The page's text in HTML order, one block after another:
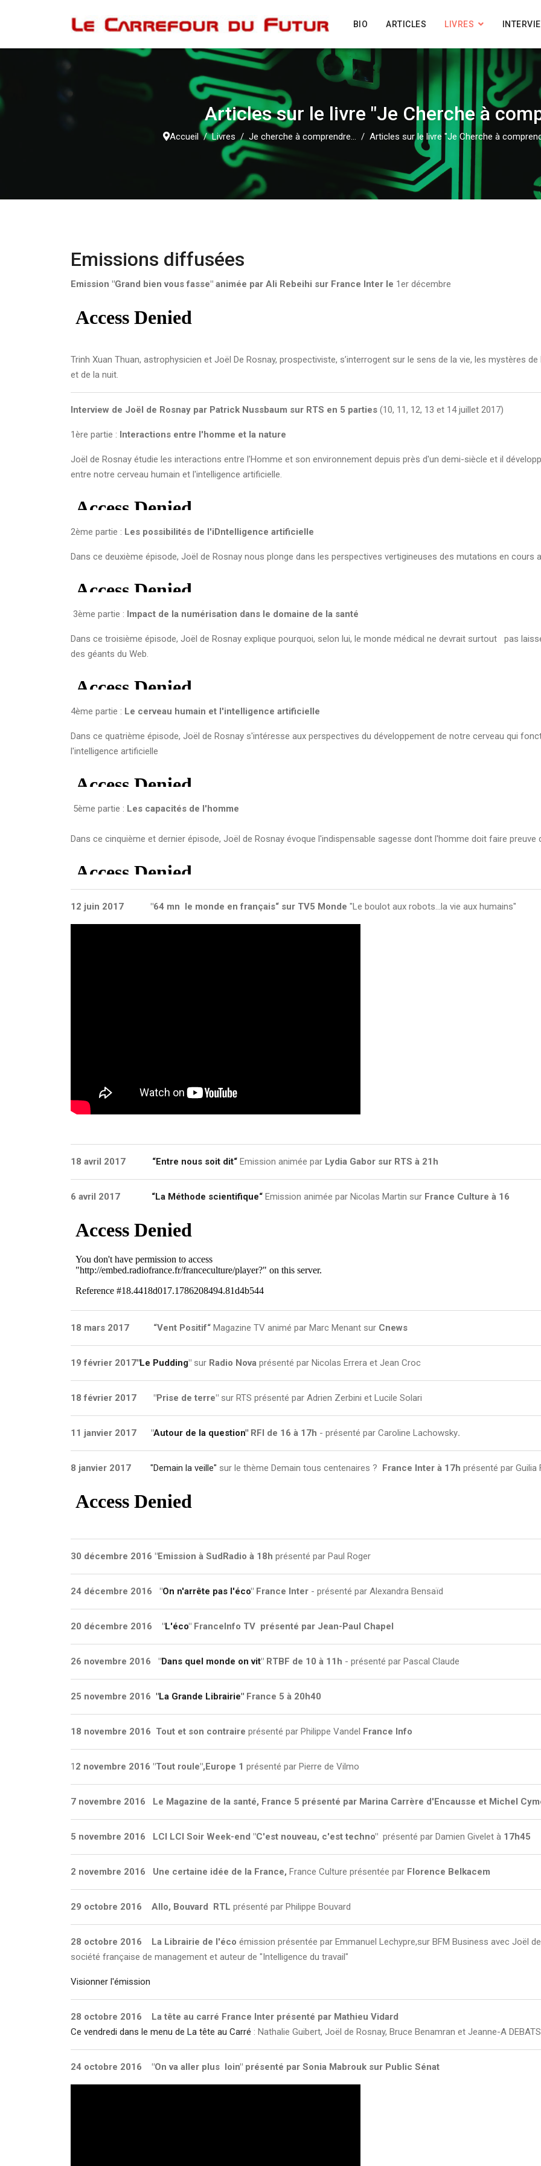
BIO ARTICLES LIVRES
Articles sur le livre "Je Cherche à
Accueil Livres Je cherche à comprendre... Articles sur le livre "Je Cherche à
Emissions diffusées
Emission "Grand bien vous fasse" animée par Ali Rebeihi sur France Inter le 1er décembre
Trinh Xuan Thuan, astrophysicien et Joël De Rosnay, prospectiviste, s’interrogent sur le sens de la vie, les mystères
et de la nuit.
Interview de Joël de Rosnay par Patrick Nussbaum sur RTS en 5 parties (10, 11, 12, 13 et 14 juillet 2017)
1ère partie : Interactions entre l'homme et la nature
Joël de Rosnay étudie les interactions entre l'Homme et son environnement depuis près d'un demi-siècle et il
entre notre cerveau humain et l'intelligence artificielle.
2ème partie : Les possibilités de l'iDntelligence artificielle
Dans ce deuxième épisode, Joël de Rosnay nous plonge dans les perspectives vertigineuses des mutations en cours
3ème partie : Impact de la numérisation dans le domaine de la santé
Dans ce troisième épisode, Joël de Rosnay explique pourquoi, selon lui, le monde médical ne devrait surtout pas
des géants du Web.
4ème partie : Le cerveau humain et l'intelligence artificielle
Dans ce quatrième épisode, Joël de Rosnay s'intéresse aux perspectives du développement de notre cerveau qui
l'intelligence artificielle
5ème partie : Les capacités de l'homme
Dans ce cinquième et dernier épisode, Joël de Rosnay évoque l'indispensable sagesse dont l'homme doit faire preuve
12 juin 2017 "64 mn le monde en français“ sur TV5 Monde "Le boulot aux robots...la vie aux humains"
18 avril 2017 “Entre nous soit dit“ Emission animée par Lydia Gabor sur RTS à 21h
6 avril 2017 “La Méthode scientifique“ Emission animée par Nicolas Martin sur France Culture à 16
18 mars 2017 “Vent Positif“ Magazine TV animé par Marc Menant sur Cnews
19 février 2017"Le Pudding" sur Radio Nova présenté par Nicolas Errera et Jean Croc
18 février 2017 "Prise de terre" sur RTS présenté par Adrien Zerbini et Lucile Solari
11 janvier 2017 "Autour de la question" RFI de 16 à 17h - présenté par Caroline Lachowsky.
8 janvier 2017 "Demain la veille" sur le thème Demain tous centenaires ? France Inter à 17h présenté par Guilia
30 décembre 2016 "Emission à SudRadio à 18h présenté par Paul Roger
24 décembre 2016 "On n'arrête pas l'éco" France Inter - présenté par Alexandra Bensaïd
20 décembre 2016 "L'éco" FranceInfo TV présenté par Jean-Paul Chapel
26 novembre 2016 "Dans quel monde on vit" RTBF de 10 à 11h - présenté par Pascal Claude
25 novembre 2016 "La Grande Librairie" France 5 à 20h40
18 novembre 2016 Tout et son contraire présenté par Philippe Vandel France Info
1 2 novembre 2016 "Tout roule",Europe 1 présenté par Pierre de Vilmo
7 novembre 2016 Le Magazine de la santé, France 5 présenté par Marina Carrère d'Encausse et Michel
5 novembre 2016 LCI LCI Soir Week-end "C'est nouveau, c'est techno" présenté par Damien Givelet à 17h45
2 novembre 2016 Une certaine idée de la France, France Culture présentée par Florence Belkacem
29 octobre 2016 Allo, Bouvard RTL présenté par Philippe Bouvard
28 octobre 2016 La Librairie de l'éco émission présentée par Emmanuel Lechypre,sur BFM Business avec Joël
société française de management et auteur de "Intelligence du travail"
Visionner l'émission
28 octobre 2016 La tête au carré France Inter présenté par Mathieu Vidard
Ce vendredi dans le menu de La tête au Carré : Nathalie Guibert, Joël de Rosnay, Bruce Benamran et Jeanne-A DEBATS
24 octobre 2016 "On va aller plus loin" présenté par Sonia Mabrouk sur Public Sénat